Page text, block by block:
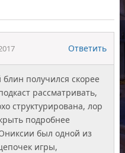
Ответить
получился скорее
рассматривать,
структурирована, лор
подробнее
был одной из
игры,